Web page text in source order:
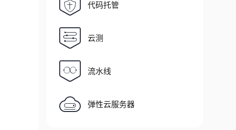
代码托管
云测
流水线
弹性云服务器